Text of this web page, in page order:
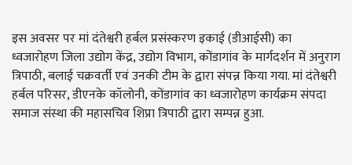
इस अवसर पर मां दंतेश्वरी हर्बल प्रसंस्करण इकाई (डीआईसी) का
ध्वजारोहण जिला उद्योग केंद्र, उद्योग विभाग, कोंडागांव के मार्गदर्शन में अनुराग
त्रिपाठी, बलाई चक्रवर्ती एवं उनकी टीम के द्वारा संपन्न किया गया. मां दंतेश्वरी
हर्बल परिसर, डीएनके कॉलोनी, कोंडागांव का ध्वजारोहण कार्यक्रम संपदा
समाज संस्था की महासचिव शिप्रा त्रिपाठी द्वारा सम्पन्न हुआ.